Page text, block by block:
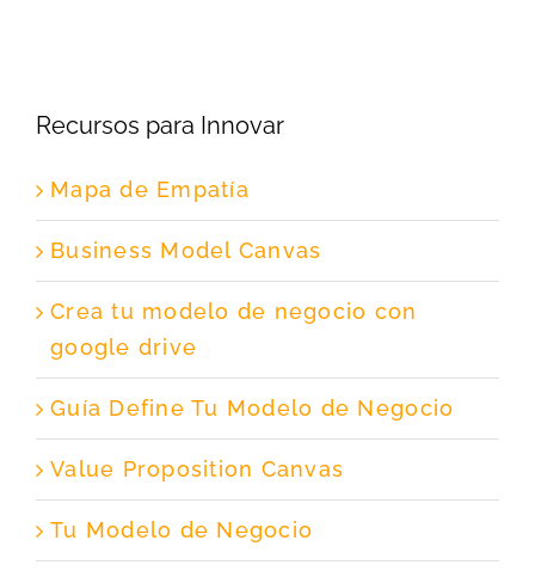
Recursos para Innovar
Mapa de Empatía
Business Model Canvas
Crea tu modelo de negocio con
google drive
Guía Define Tu Modelo de Negocio
Value Proposition Canvas
Tu Modelo de Negocio